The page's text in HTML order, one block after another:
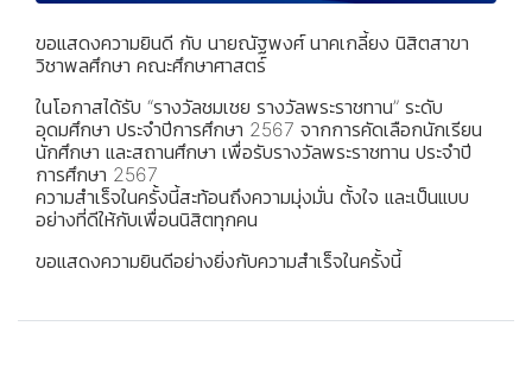
ขอแสดงความยินดี กับ นายณัฐพงศ์ นาคเกลี้ยง นิสิตสาขา
วิชาพลศึกษา คณะศึกษาศาสตร์
ในโอกาสได้รับ “รางวัลชมเชย รางวัลพระราชทาน” ระดับ
อุดมศึกษา ประจำปีการศึกษา 2567 จากการคัดเลือกนักเรียน
นักศึกษา และสถานศึกษา เพื่อรับรางวัลพระราชทาน ประจำปี
การศึกษา 2567
ความสำเร็จในครั้งนี้สะท้อนถึงความมุ่งมั่น ตั้งใจ และเป็นแบบ
อย่างที่ดีให้กับเพื่อนนิสิตทุกคน
ขอแสดงความยินดีอย่างยิ่งกับความสำเร็จในครั้งนี้